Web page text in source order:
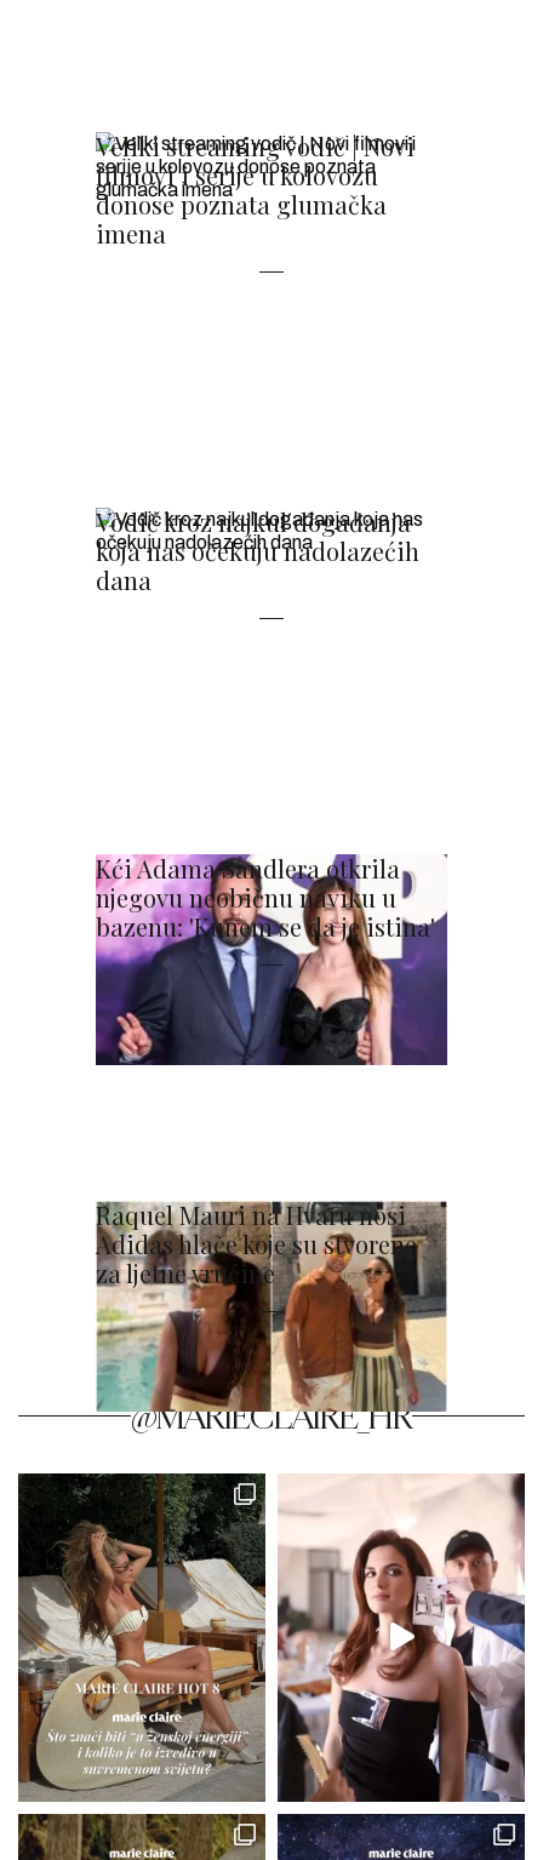
Veliki streaming vodič | Novi
filmovi i serije u kolovozu
donose poznata glumačka
imena
Vodič kroz najkul događanja
koja nas očekuju nadolazećih
dana
Kći Adama Sandlera otkrila
njegovu neobičnu naviku u
bazenu: 'Kunem se da je istina'
Raquel Mauri na Hvaru nosi
Adidas hlače koje su stvorene
za ljetne vrućine
@MARIECLAIRE_HR